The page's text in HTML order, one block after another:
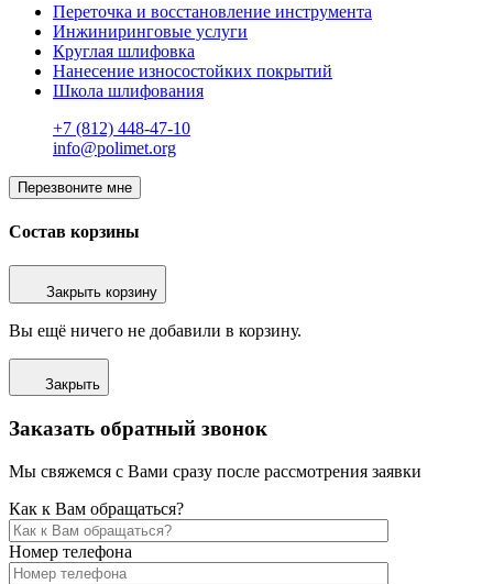
Переточка и восстановление инструмента
Инжиниринговые услуги
Круглая шлифовка
Нанесение износостойких покрытий
Школа шлифования
+7 (812) 448-47-10
info@polimet.org
Перезвоните мне
Состав корзины
Закрыть корзину
Вы ещё ничего не добавили в корзину.
Закрыть
Заказать обратный звонок
Мы свяжемся с Вами сразу после рассмотрения заявки
Как к Вам обращаться?
Номер телефона